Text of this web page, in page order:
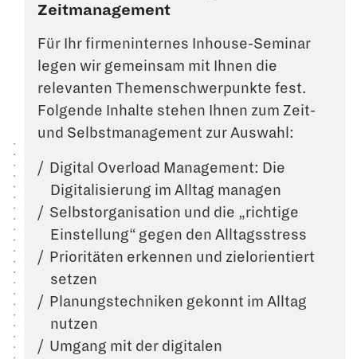
Zeitmanagement
Für Ihr firmeninternes Inhouse-Seminar
legen wir gemeinsam mit Ihnen die
relevanten Themenschwerpunkte fest.
Folgende Inhalte stehen Ihnen zum Zeit-
und Selbstmanagement zur Auswahl:
Digital Overload Management: Die
Digitalisierung im Alltag managen
Selbstorganisation und die „richtige
Einstellung“ gegen den Alltagsstress
Prioritäten erkennen und zielorientiert
setzen
Planungstechniken gekonnt im Alltag
nutzen
Umgang mit der digitalen